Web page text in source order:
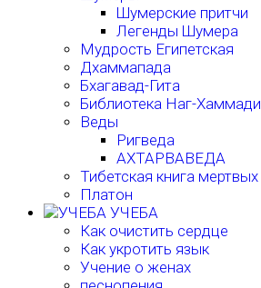
Шумерские притчи
Легенды Шумера
Мудрость Египетская
Дхаммапада
Бхагавад-Гита
Библиотека Наг-Хаммади
Веды
Ригведа
АХТАРВАВЕДА
Тибетская книга мертвых
Платон
УЧЕБА
Как очистить сердце
Как укротить язык
Учение о женах